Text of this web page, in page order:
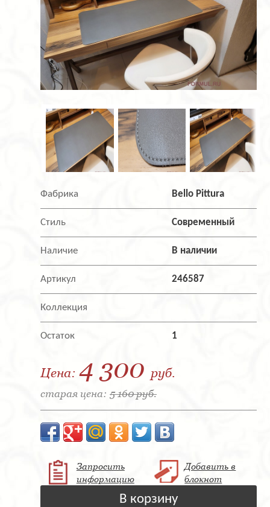
Фабрика Bello Pittura
Стиль Современный
Наличие В наличии
Артикул 246587
Коллекция
Остаток 1
Цена: 4 300 руб.
старая цена: 5 160 руб.
Запросить
информацию
Добавить в
блокнот
В корзину